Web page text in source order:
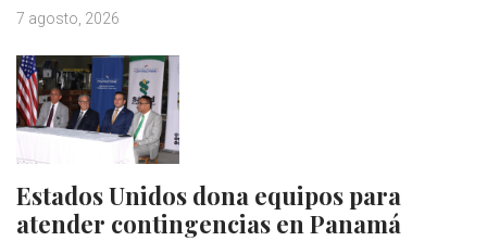
7 agosto, 2026
Estados Unidos dona equipos para
atender contingencias en Panamá